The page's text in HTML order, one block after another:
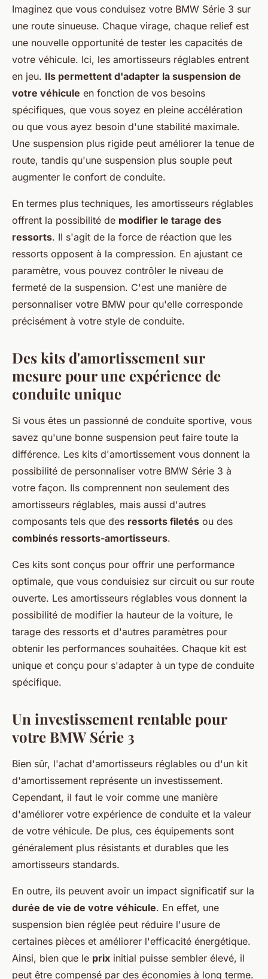
Imaginez que vous conduisez votre BMW Série 3 sur
une route sinueuse. Chaque virage, chaque relief est
une nouvelle opportunité de tester les capacités de
votre véhicule. Ici, les amortisseurs réglables entrent
en jeu. Ils permettent d'adapter la suspension de
votre véhicule en fonction de vos besoins
spécifiques, que vous soyez en pleine accélération
ou que vous ayez besoin d'une stabilité maximale.
Une suspension plus rigide peut améliorer la tenue de
route, tandis qu'une suspension plus souple peut
augmenter le confort de conduite.
En termes plus techniques, les amortisseurs réglables
offrent la possibilité de modifier le tarage des
ressorts. Il s'agit de la force de réaction que les
ressorts opposent à la compression. En ajustant ce
paramètre, vous pouvez contrôler le niveau de
fermeté de la suspension. C'est une manière de
personnaliser votre BMW pour qu'elle corresponde
précisément à votre style de conduite.
Des kits d'amortissement sur
mesure pour une expérience de
conduite unique
Si vous êtes un passionné de conduite sportive, vous
savez qu'une bonne suspension peut faire toute la
différence. Les kits d'amortissement vous donnent la
possibilité de personnaliser votre BMW Série 3 à
votre façon. Ils comprennent non seulement des
amortisseurs réglables, mais aussi d'autres
composants tels que des ressorts filetés ou des
combinés ressorts-amortisseurs.
Ces kits sont conçus pour offrir une performance
optimale, que vous conduisiez sur circuit ou sur route
ouverte. Les amortisseurs réglables vous donnent la
possibilité de modifier la hauteur de la voiture, le
tarage des ressorts et d'autres paramètres pour
obtenir les performances souhaitées. Chaque kit est
unique et conçu pour s'adapter à un type de conduite
spécifique.
Un investissement rentable pour
votre BMW Série 3
Bien sûr, l'achat d'amortisseurs réglables ou d'un kit
d'amortissement représente un investissement.
Cependant, il faut le voir comme une manière
d'améliorer votre expérience de conduite et la valeur
de votre véhicule. De plus, ces équipements sont
généralement plus résistants et durables que les
amortisseurs standards.
En outre, ils peuvent avoir un impact significatif sur la
durée de vie de votre véhicule. En effet, une
suspension bien réglée peut réduire l'usure de
certaines pièces et améliorer l'efficacité énergétique.
Ainsi, bien que le prix initial puisse sembler élevé, il
peut être compensé par des économies à long terme.